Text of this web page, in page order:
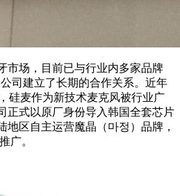
市场，目前已与行业内多家品牌
司建立了长期的合作关系。近年
硅麦作为新技术麦克风被行业广
正式以原厂身份导入韩国全套芯片
地区自主运营魔晶（마정）品牌，
广。